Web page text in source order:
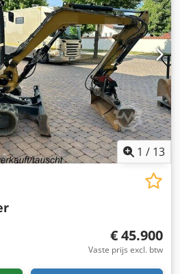
1 / 13
€ 45.900
Vaste prijs excl. btw